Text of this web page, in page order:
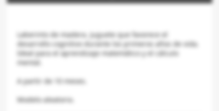
Laberinto de madera. Juguete que favorece el
desarrollo cognitivo durante los primeros años de vida.
Ideal para el aprendizaje matemático y el cálculo
mental.
A partir de 10 meses.
Modelo aleatorio.